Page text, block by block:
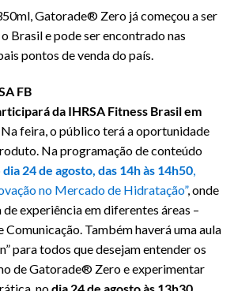
Gatorade® Zero já começou a ser
Brasil e pode ser encontrado nas
pontos de venda do país.
FB
da IHRSA Fitness Brasil em
Na feira, o público terá a oportunidade
Na programação de conteúdo
dia 24 de agosto, das 14h às 14h50
no Mercado de Hidratação”, onde
experiência em diferentes áreas –
Também haverá uma aula
para todos que desejam entender os
de Gatorade® Zero e experimentar